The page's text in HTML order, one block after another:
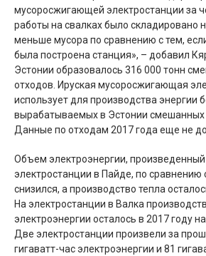
мусоросжигающей электростанции за
работы на свалках было складировано
меньше мусора по сравнению с тем,
была построена станция», – добавил
Эстонии образовалось 316 000 тонн
отходов. Ируская мусоросжигающая
использует для производства энергии
вырабатываемых в Эстонии смешанных
Данные по отходам 2017 года еще не
Объем электроэнергии, произведенный
электростанции в Пайде, по сравнению
снизился, а производство тепла
На электростанции в Валка
электроэнергии осталось в 2017 году
Две электростанции произвели за
гигаватт-час электроэнергии и 81